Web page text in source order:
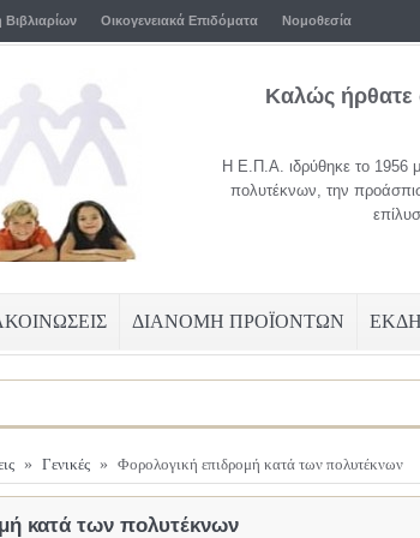
Οικογενειακά Επιδόματα Νομοθεσία
Καλώς ήρθατε
Η Ε.Π.Α. ιδρύθηκε το 1956
πολυτέκνων, την
ΔΙΑΝΟΜΗ ΠΡΟΪΟΝΤΩΝ
» Γενικές » Φορολογική επιδρομή κατά των πολυτέκνων
κατά των πολυτέκνων